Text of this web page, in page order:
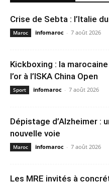
Crise de Sebta : l’Italie
Maroc infomaroc - 7 août 2026
Kickboxing : la
l’or à l’ISKA China Open
Sport infomaroc - 7 août 2026
Dépistage d’Alzheimer :
nouvelle voie
Maroc infomaroc - 7 août 2026
Les MRE invités à